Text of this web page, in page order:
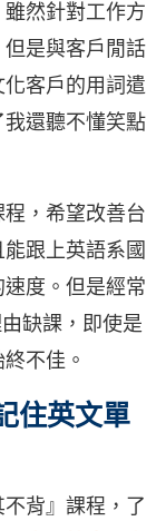
然針對工作方
是與客戶閒話
客戶的用詞遣
還聽不懂笑點
，希望改善台
跟上英語系國
度。但是經常
缺課，即使是
不佳。
住英文單
不背』課程，了